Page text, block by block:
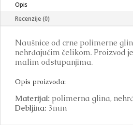
Opis
Recenzije (0)
Naušnice od crne polimerne
nehrđajućim čelikom. Proizvod
malim odstupanjima.
Opis proizvoda:
Materijal: polimerna glina,
Debljina: 3mm